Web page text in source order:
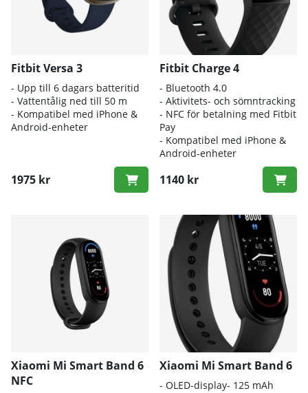
Fitbit Versa 3
- Upp till 6 dagars batteritid
- Vattentålig ned till 50 m
- Kompatibel med iPhone &
Android-enheter
1975 kr
Fitbit Charge 4
- Bluetooth 4.0
- Aktivitets- och sömntracking
- NFC för betalning med Fitbit
Pay
- Kompatibel med iPhone &
Android-enheter
1140 kr
Xiaomi Mi Smart Band 6
NFC
Xiaomi Mi Smart Band 6
- OLED-display- 125 mAh